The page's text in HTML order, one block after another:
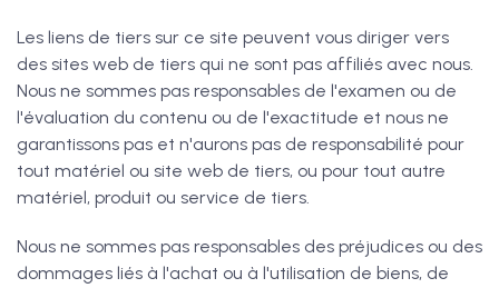
Les liens de tiers sur ce site peuvent vous diriger vers
des sites web de tiers qui ne sont pas affiliés avec nous.
Nous ne sommes pas responsables de l'examen ou de
l'évaluation du contenu ou de l'exactitude et nous ne
garantissons pas et n'aurons pas de responsabilité pour
tout matériel ou site web de tiers, ou pour tout autre
matériel, produit ou service de tiers.
Nous ne sommes pas responsables des préjudices ou des
dommages liés à l'achat ou à l'utilisation de biens, de